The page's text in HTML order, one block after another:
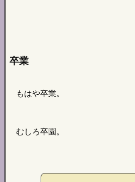
卒業
もはや卒業。
むしろ卒園。